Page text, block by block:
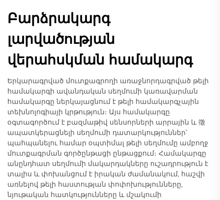
Բարձրակարգ
լարվածության
վերահսկման համակարգ
Երկարագրված մուտքագրողի առաջնորդագրված թելի
համակարգի ավանդական սեղմումի կառավարման
համակարգը ներկայացնում է թելի համակարգչային
տեխնոլոգիայի կրթություն։ Այս համակարգը
օգտագործում է բազմաթիվ սենսորների արրային և 徵
ապատկերացնելի սեղմումի դատարկություններ՝
պահպանելու համար օպտիմալ թելի սեղմումը ամբողջ
մուտքագրման գործընթացի ընթացքում։ Համակարգը
անընդհատ սեղմումի մակարդակները ուշադրություն է
տալիս և փոխանցում է իրական ժամանակում, հաշվի
առնելով թելի հաստության փոփոխությունները,
նյութական հատկությունները և մշակումի